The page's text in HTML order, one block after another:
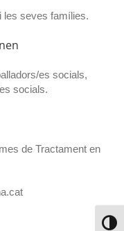
les seves famílies.
es socials,
socials.
de Tractament en